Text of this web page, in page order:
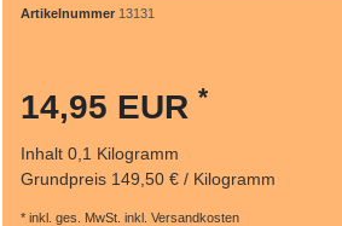
Artikelnummer 13131
14,95 EUR *
Inhalt 0,1 Kilogramm
Grundpreis 149,50 € / Kilogramm
* inkl. ges. MwSt. inkl. Versandkosten